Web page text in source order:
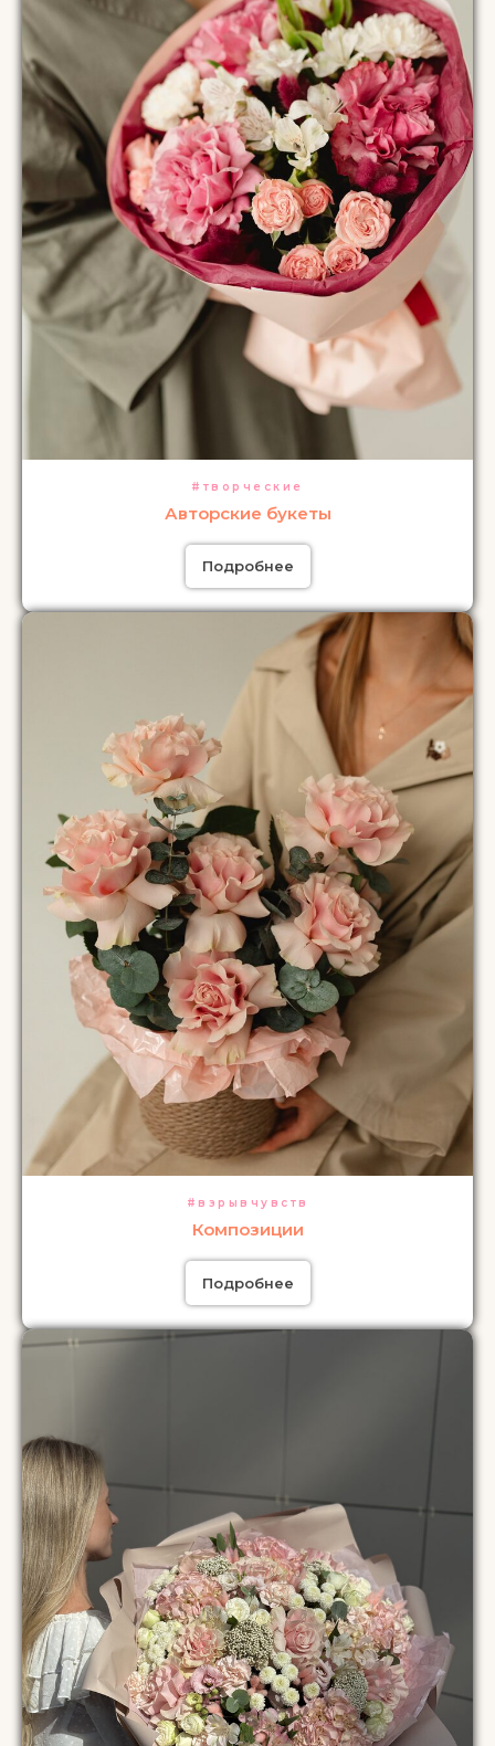
#творческие
Авторские букеты
Подробнее
#взрывчувств
Композиции
Подробнее